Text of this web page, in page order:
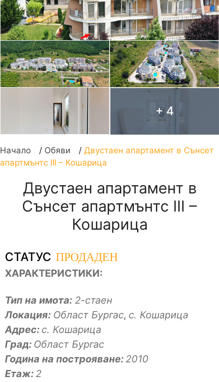
+ 4
Начало / Обяви / Двустаен апартамент в Сънсет
апартмънтс III – Кошарица
Двустаен апартамент в
Сънсет апартмънтс III –
Кошарица
СТАТУС ПРОДАДЕН
ХАРАКТЕРИСТИКИ:
Тип на имота: 2-стаен
Локация: Област Бургас, с. Кошарица
Адрес: с. Кошарица
Град: Област Бургас
Година на построяване:2010
Eтаж:2